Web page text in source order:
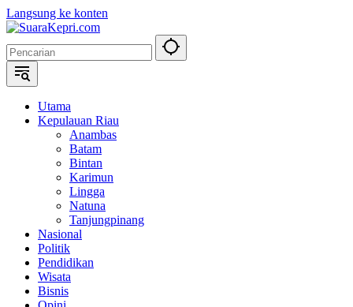
Langsung ke konten
Utama
Kepulauan Riau
Anambas
Batam
Bintan
Karimun
Lingga
Natuna
Tanjungpinang
Nasional
Politik
Pendidikan
Wisata
Bisnis